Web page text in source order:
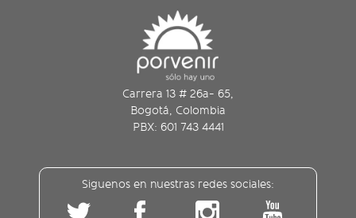
Carrera 13 # 26a- 65,
Bogotá, Colombia
PBX: 601 743 4441
Siguenos en nuestras redes sociales: